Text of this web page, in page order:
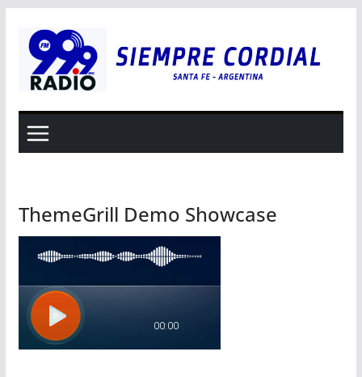
contenido
ThemeGrill Demo Showcase